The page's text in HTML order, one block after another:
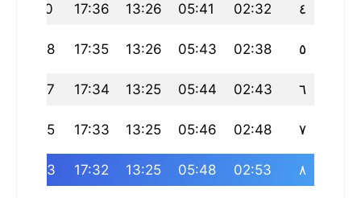
٤ 02:32
05:41
13:26
17:36
21:10
٥ 02:38
05:43
13:26
17:35
21:08
٦ 02:43
05:44
13:25
17:34
21:07
٧ 02:48
05:46
13:25
17:33
21:05
٨ 02:53
05:48
13:25
17:32
21:03